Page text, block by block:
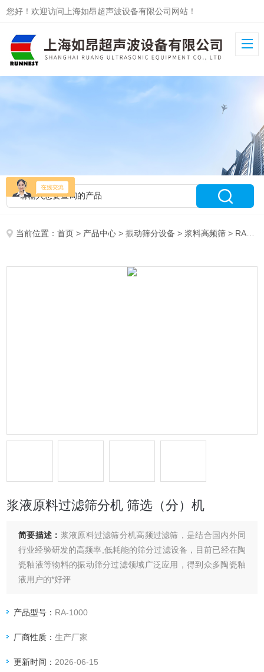
您好！欢迎访问上海如昂超声波设备有限公司网站！
当前位置：首页 > 产品中心 >振动筛分设备 > 浆料高频筛 > RA-1000浆液原料过滤筛分机 筛选（分）机
浆液原料过滤筛分机 筛选（分）机
简要描述： 浆液原料过滤筛分机高频过滤筛，是结合国内外同
行业经验研发的高频率,低耗能的筛分过滤设备，目前已经在陶
瓷釉液等物料的振动筛分过滤领域广泛应用，得到众多陶瓷釉
液用户的*好评
产品型号： RA-1000
厂商性质：生产厂家
更新时间： 2026-06-15